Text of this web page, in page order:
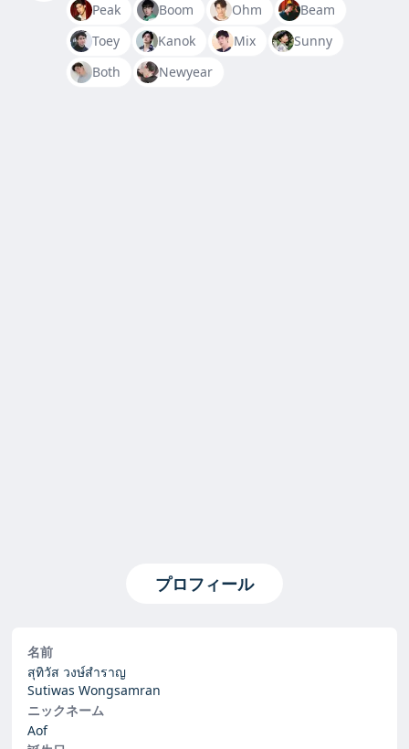
Peak
Boom Ohm
Beam
Toey
Kanok Mix
Sunny
Both
Newyear
プロフィール
名前
สุทิวัส วงษ์สำราญ
Sutiwas Wongsamran
ニックネーム
Aof